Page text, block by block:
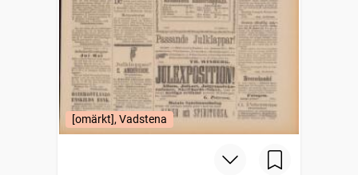
[omärkt], Vadstena